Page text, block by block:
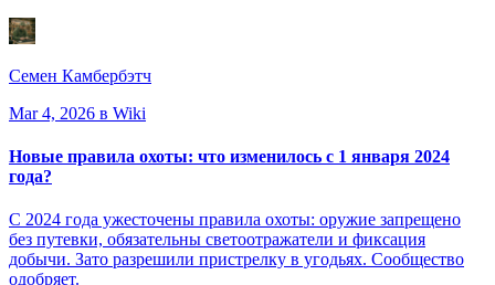
Семен Камбербэтч
Mar 4, 2026 в Wiki
Новые правила охоты: что изменилось с 1 января 2024
года?
С 2024 года ужесточены правила охоты: оружие запрещено
без путевки, обязательны светоотражатели и фиксация
добычи. Зато разрешили пристрелку в угодьях. Сообщество
одобряет.